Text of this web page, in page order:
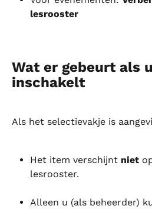
lesrooster
Wat er gebeurt als
inschakelt
Als het selectievakje is
Het item verschijnt niet
lesrooster.
Alleen u (als beheerder)